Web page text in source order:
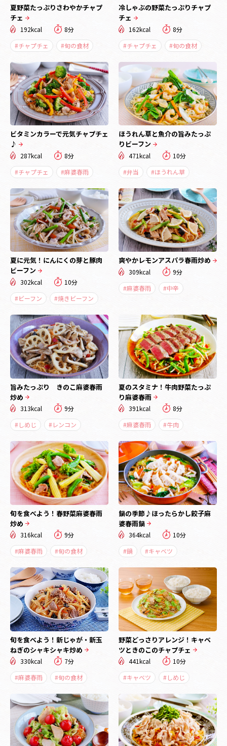
夏野菜たっぷりさわやかチャプ
チェ
192kcal
8分
#チャプチェ
#旬の食材
冷しゃぶの野菜たっぷりチャプ
チェ
162kcal
8分
#チャプチェ
#旬の食材
ビタミンカラーで元気チャプチェ
♪
287kcal
8分
#チャプチェ
#麻婆春雨
ほうれん草と魚介の旨みたっぷ
りビーフン
471kcal
10分
#弁当
#ほうれん草
夏に元気！にんにくの芽と豚肉
ビーフン
302kcal
10分
#ビーフン
#焼きビーフン
爽やかレモンアスパラ春雨炒め
309kcal
9分
#麻婆春雨
#中辛
旨みたっぷり きのこ麻婆春雨
炒め
313kcal
9分
#しめじ
#レンコン
夏のスタミナ！牛肉野菜たっぷ
り麻婆春雨
391kcal
8分
#麻婆春雨
#牛肉
旬を食べよう！春野菜麻婆春雨
炒め
316kcal
9分
#麻婆春雨
#旬の食材
鍋の季節♪ほったらかし餃子麻
婆春雨鍋
364kcal
10分
#鍋
#キャベツ
旬を食べよう！新じゃが・新玉
ねぎのシャキシャキ炒め
330kcal
7分
#麻婆春雨
#旬の食材
野菜どっさりアレンジ！キャベ
ツときのこのチャプチェ
441kcal
10分
#キャベツ
#しめじ